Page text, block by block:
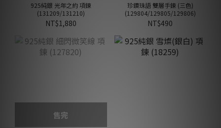
925純銀 光年之約 項鍊
(131209/131210)
NT$1,880
珍鑽珠語 雙層手鍊 (三色)
(129804/129805/129806)
NT$490
售完